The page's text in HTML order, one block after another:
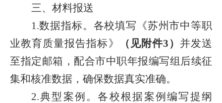
三、材料报送
1.数据指标。各校填写《苏州市中等职
业教育质量报告指标》
（见附件3 ） 并发送
至指定邮箱，配合市中职年报编写组后续征
集和核准数据，确保数据真实准确。
2.典型案例。各校根据案例编写提纲